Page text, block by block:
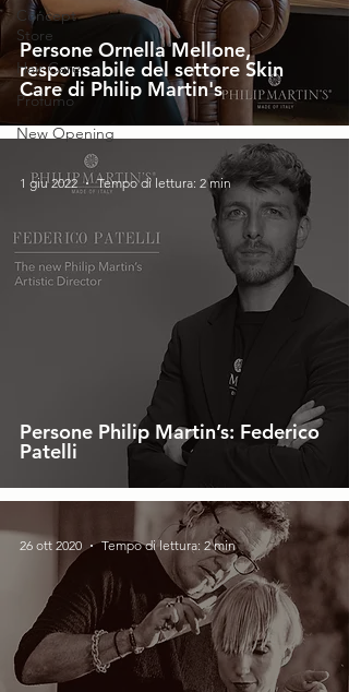
Concept
Store
Hair Care
Profumo
New Opening
Persone Ornella Mellone,
responsabile del settore Skin
Care di Philip Martin's
Persone Philip Martin’s: Federico
Patelli
1 giu 2022 Tempo di lettura: 2 min
26 ott 2020 Tempo di lettura: 2 min